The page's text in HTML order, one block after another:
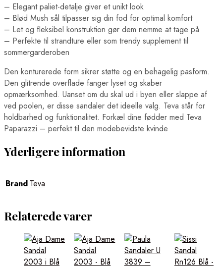
– Elegant paliet-detalje giver et unikt look
– Blød Mush sål tilpasser sig din fod for optimal komfort
– Let og fleksibel konstruktion gør dem nemme at tage på
– Perfekte til strandture eller som trendy supplement til
sommergarderoben
Den konturerede form sikrer støtte og en behagelig pasform.
Den glitrende overflade fanger lyset og skaber
opmærksomhed. Uanset om du skal ud i byen eller slappe af
ved poolen, er disse sandaler det ideelle valg. Teva står for
holdbarhed og funktionalitet. Forkæl dine fødder med Teva
Paparazzi – perfekt til den modebevidste kvinde
Yderligere information
Brand Teva
Relaterede varer